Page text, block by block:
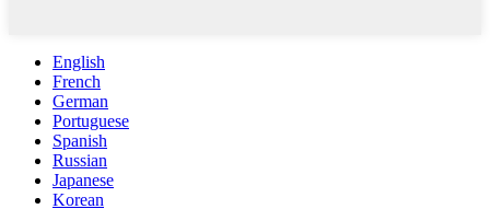
English
French
German
Portuguese
Spanish
Russian
Japanese
Korean